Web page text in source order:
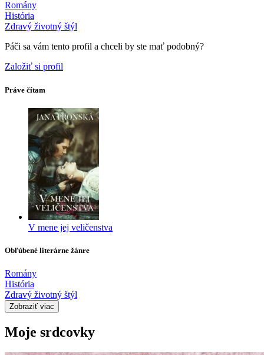
Romány
História
Zdravý životný štýl
Páči sa vám tento profil a chceli by ste mať podobný?
Založiť si profil
Práve čítam
V mene jej veličenstva
Obľúbené literárne žánre
Romány
História
Zdravý životný štýl
Zobraziť viac
Moje srdcovky